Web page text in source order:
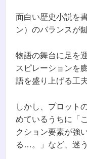
面白い歴史小説を
ン）のバランスが
物語の舞台に足を
スピレーションを
語を盛り上げる工
しかし、プロット
めているうちに「
クション要素が強
る…。」など、迷